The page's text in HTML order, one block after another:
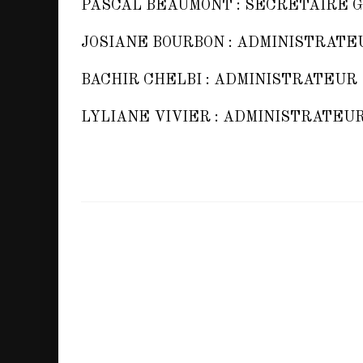
PASCAL BEAUMONT : SECRETAIRE
JOSIANE BOURBON :
BACHIR CHELBI : ADMINISTRATEUR
LYLIANE VIVIER :